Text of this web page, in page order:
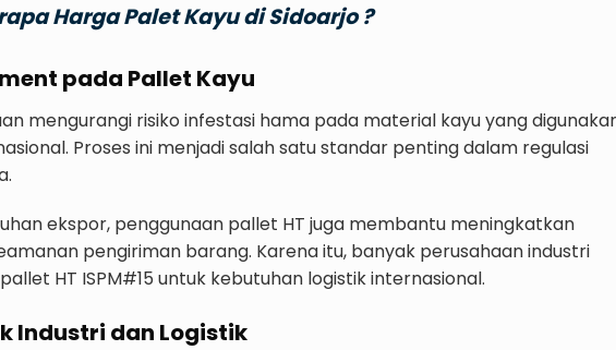
Harga Palet Kayu di Sidoarjo ?
pada Pallet Kayu
mengurangi risiko infestasi hama pada material kayu yang
Proses ini menjadi salah satu standar penting dalam regulasi
ekspor, penggunaan pallet HT juga membantu meningkatkan
pengiriman barang. Karena itu, banyak perusahaan industri
HT ISPM#15 untuk kebutuhan logistik internasional.
Industri dan Logistik